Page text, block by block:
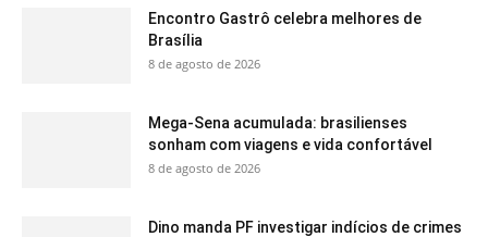
Encontro Gastrô celebra melhores de
Brasília
8 de agosto de 2026
Mega-Sena acumulada: brasilienses
sonham com viagens e vida confortável
8 de agosto de 2026
Dino manda PF investigar indícios de crimes